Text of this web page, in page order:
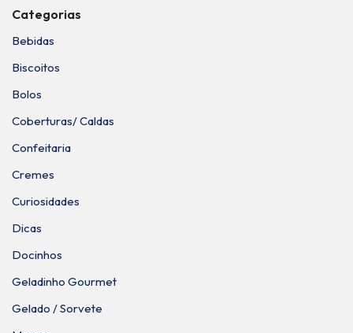
Categorias
Bebidas
Biscoitos
Bolos
Coberturas/ Caldas
Confeitaria
Cremes
Curiosidades
Dicas
Docinhos
Geladinho Gourmet
Gelado / Sorvete